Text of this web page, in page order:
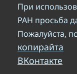
При
РАН просьба
Пожалуйста,
копирайта
ВКонтакте